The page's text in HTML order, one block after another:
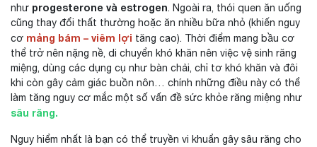
như progesterone và estrogen. Ngoài ra, thói quen ăn uống
cũng thay đổi thất thường hoặc ăn nhiều bữa nhỏ (khiến nguy
cơ mảng bám – viêm lợi tăng cao). Thời điểm mang bầu cơ
thể trở nên nặng nề, di chuyển khó khăn nên việc vệ sinh răng
miệng, dùng các dụng cụ như bàn chải, chỉ tơ khó khăn và đôi
khi còn gây cảm giác buồn nôn… chính những điều này có thể
làm tăng nguy cơ mắc một số vấn đề sức khỏe răng miệng như
sâu răng.
Nguy hiểm nhất là bạn có thể truyền vi khuẩn gây sâu răng cho